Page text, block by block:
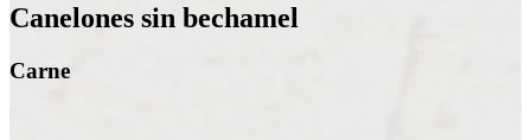
Canelones sin bechamel
Carne